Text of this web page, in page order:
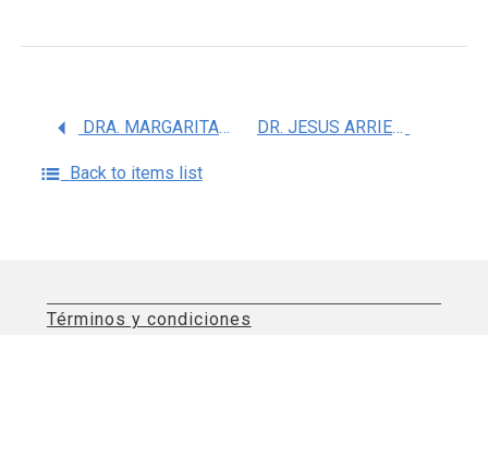
DRA. MARGARITA FRANCO COLIN DR. JESUS ARRIETA VALENCIA
Back to items list
Términos y condiciones